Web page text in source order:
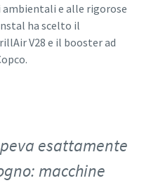
e alle rigorose
ha scelto il
V28 e il booster ad
esattamente
macchine